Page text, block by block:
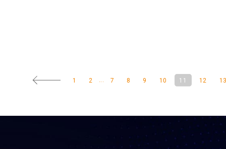
1 2 7 8 9 10 11 12